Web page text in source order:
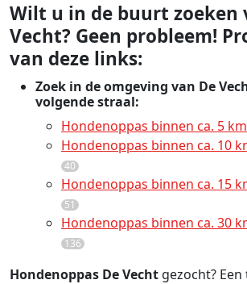
Wilt u in de buurt zoeken
Vecht? Geen probleem!
van deze links:
Zoek in de omgeving van De
volgende straal:
Hondenoppas binnen ca. 5
Hondenoppas binnen ca. 10
40
Hondenoppas binnen ca. 15
51
Hondenoppas binnen ca. 30
136
Hondenoppas De Vecht gezocht?